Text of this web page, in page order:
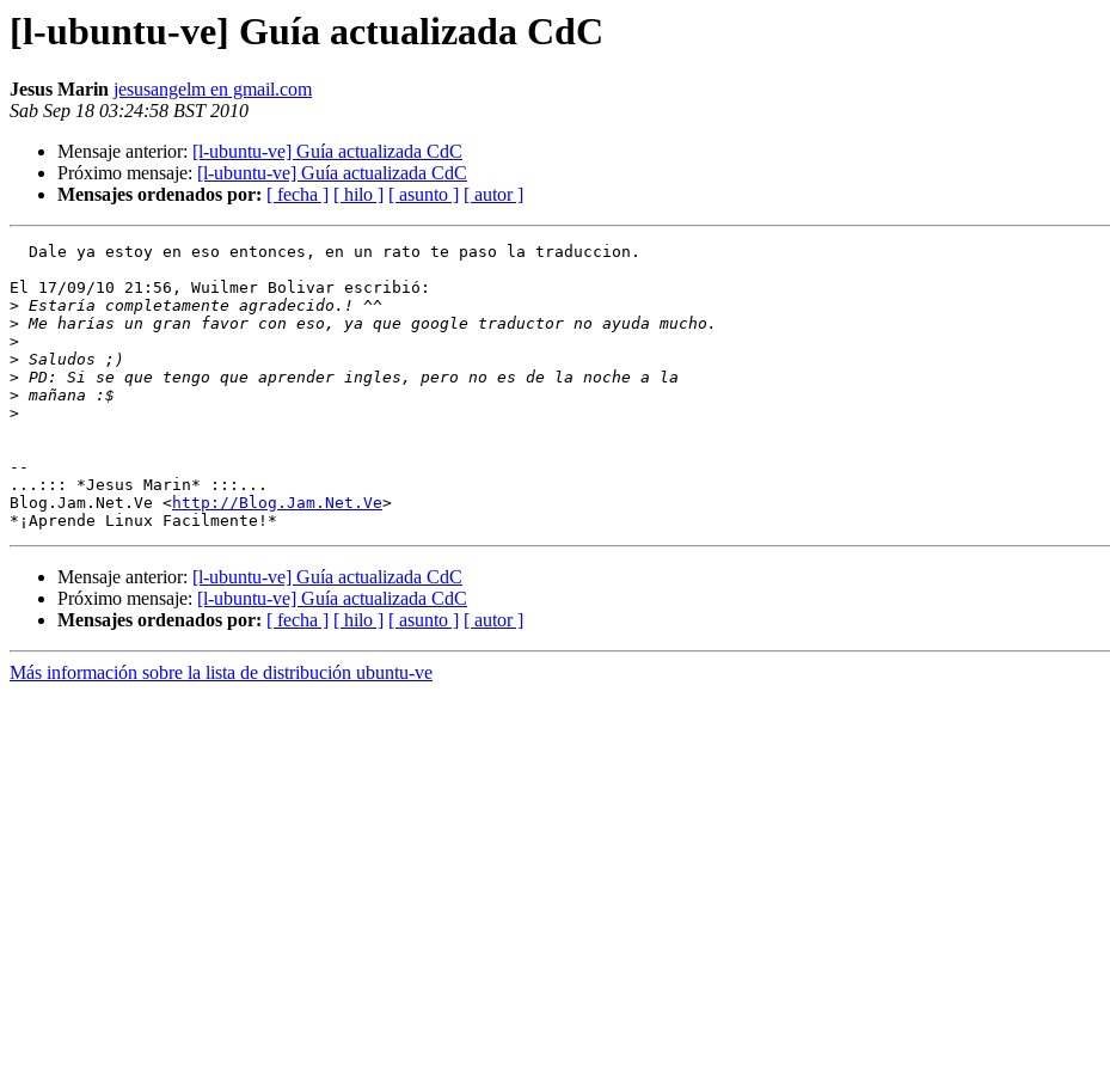
[l-ubuntu-ve] Guía actualizada CdC
Jesus Marin jesusangelm en gmail.com
Sab Sep 18 03:24:58 BST 2010
Mensaje anterior: [l-ubuntu-ve] Guía actualizada CdC
Próximo mensaje: [l-ubuntu-ve] Guía actualizada CdC
Mensajes ordenados por: [ fecha ] [ hilo ] [ asunto ] [ autor ]
  Dale ya estoy en eso entonces, en un rato te paso la traduccion.
El 17/09/10 21:56, Wuilmer Bolivar escribió:
>
>
>
>
>
>
>
--
...::: *Jesus Marin* :::...
Blog.Jam.Net.Ve <http://Blog.Jam.Net.Ve>
Mensaje anterior: [l-ubuntu-ve] Guía actualizada CdC
Próximo mensaje: [l-ubuntu-ve] Guía actualizada CdC
Mensajes ordenados por: [ fecha ] [ hilo ] [ asunto ] [ autor ]
Más información sobre la lista de distribución ubuntu-ve